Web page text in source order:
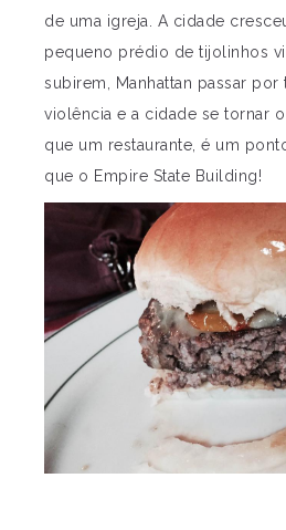
de uma igreja. A cidade
pequeno prédio de tijolinhos
subirem, Manhattan passar
violência e a cidade se tornar
que um restaurante, é um
que o Empire State Building!